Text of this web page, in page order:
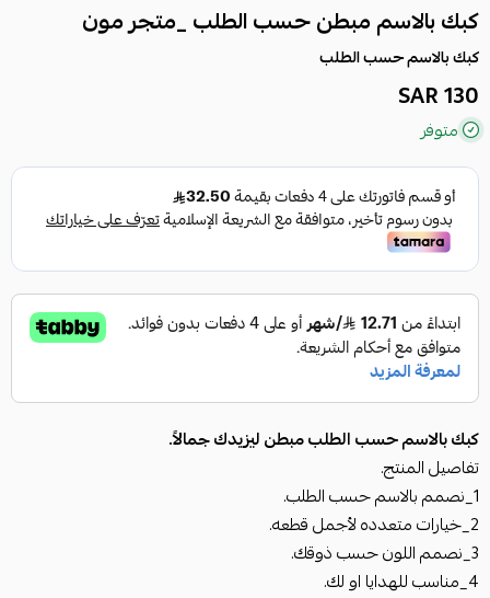
كبك بالاسم مبطن حسب الطلب _متجر مون
كبك بالاسم حسب الطلب
130 SAR
متوفر
كبك بالاسم حسب الطلب مبطن ليزيدك جمالاً.
تفاصيل المنتج.
1_نصمم بالاسم حسب الطلب.
2_خيارات متعدده لأجمل قطعه.
3_نصمم اللون حسب ذوقك.
4_مناسب للهدايا او لك.